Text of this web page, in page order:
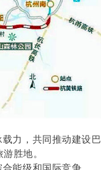
力，共同推动建设巴
胜地。